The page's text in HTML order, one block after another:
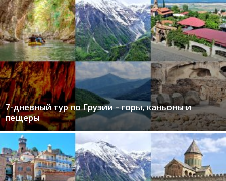
7-дневный тур по Грузии – горы, каньоны и
пещеры